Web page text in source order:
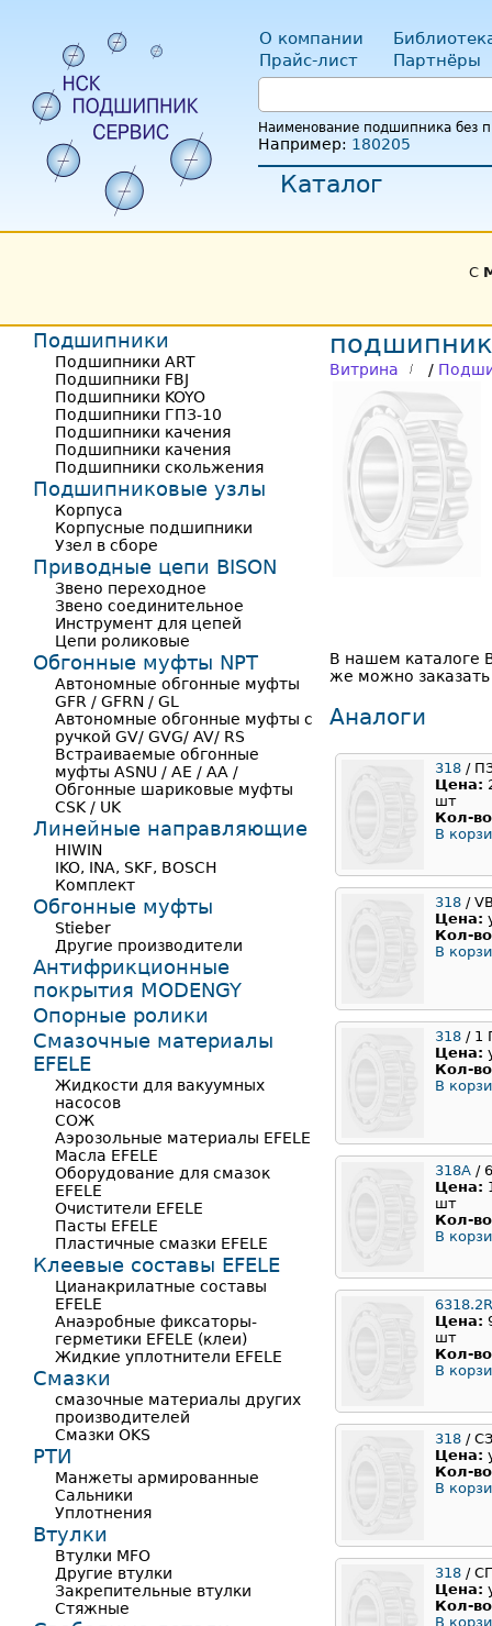
О компании
Прайс-лист
Партнёры
Наименование подшипника без
Например: 180205
Каталог
С
Витрина /
В нашем каталоге
же можно заказать
Аналоги
318 /
Цена:
шт
Кол-
В
318 /
Цена:
Кол-
В
318 / 1
Цена:
Кол-
В
318A /
Цена:
шт
Кол-
В
Цена:
шт
Кол-
В
318 /
Цена:
Кол-
В
318 /
Цена:
Кол-
В
Подшипники
Подшипники ART
Подшипники FBJ
Подшипники KOYO
Подшипники ГПЗ-10
Подшипники качения
Подшипники качения
Подшипники скольжения
Подшипниковые узлы
Корпуса
Корпусные подшипники
Узел в сборе
Приводные цепи BISON
Звено переходное
Звено соединительное
Инструмент для цепей
Цепи роликовые
Обгонные муфты NPT
Автономные обгонные муфты
GFR / GFRN / GL
Автономные обгонные муфты с
ручкой GV/ GVG/ AV/ RS
Встраиваемые обгонные
муфты ASNU / AE / AA /
Обгонные шариковые муфты
CSK / UK
Линейные направляющие
HIWIN
IKO, INA, SKF, BOSCH
Комплект
Обгонные муфты
Stieber
Другие производители
Антифрикционные
покрытия MODENGY
Опорные ролики
Смазочные материалы
EFELE
Жидкости для вакуумных
насосов
СОЖ
Аэрозольные материалы EFELE
Масла EFELE
Оборудование для смазок
EFELE
Очистители EFELE
Пасты EFELE
Пластичные смазки EFELE
Клеевые составы EFELE
Цианакрилатные составы
EFELE
Анаэробные фиксаторы-
герметики EFELE (клеи)
Жидкие уплотнители EFELE
Смазки
смазочные материалы других
производителей
Смазки OKS
РТИ
Манжеты армированные
Сальники
Уплотнения
Втулки
Втулки MFO
Другие втулки
Закрепительные втулки
Стяжные